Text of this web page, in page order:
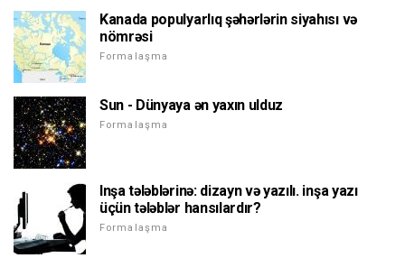
Kanada populyarlıq şəhərlərin siyahısı və
nömrəsi
Formalaşma
Sun - Dünyaya ən yaxın ulduz
Formalaşma
Inşa tələblərinə: dizayn və yazılı. inşa yazı
üçün tələblər hansılardır?
Formalaşma